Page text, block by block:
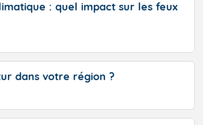
: quel impact sur les feux
dans votre région ?